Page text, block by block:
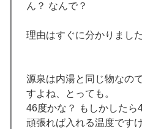
ん？ なんで？
理由はすぐに分かりました
源泉は内湯と同じ物なの
すよね、とっても。
46度かな？ もしかしたら
頑張れば入れる温度です